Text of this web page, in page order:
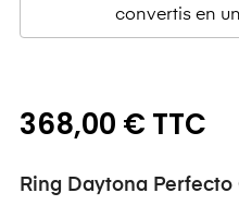
convertis en
368,00 € TTC
Ring Daytona